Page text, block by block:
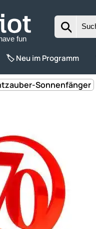
fun
🏷️ Neu im Programm
Sonnenfänger